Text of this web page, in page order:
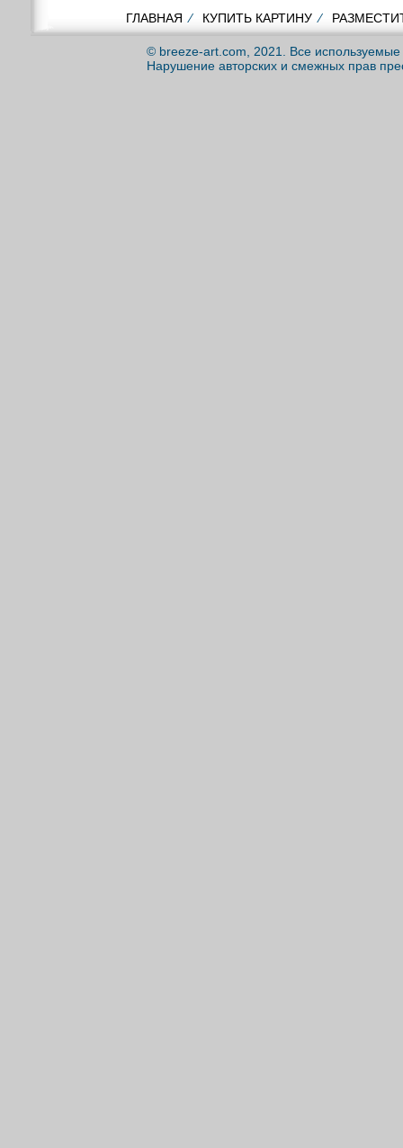
ГЛАВНАЯ ⁄ КУПИТЬ КАРТИНУ ⁄
© breeze-art.com, 2021. Все
Нарушение авторских и смежных прав